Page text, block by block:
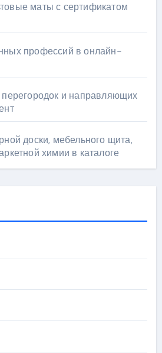
маты с сертификатом
профессий в онлайн-
и направляющих
доски, мебельного щита,
химии в каталоге